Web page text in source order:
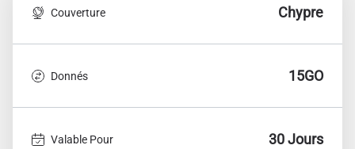
Couverture Chypre
Donnés 15GO
Valable Pour 30 Jours